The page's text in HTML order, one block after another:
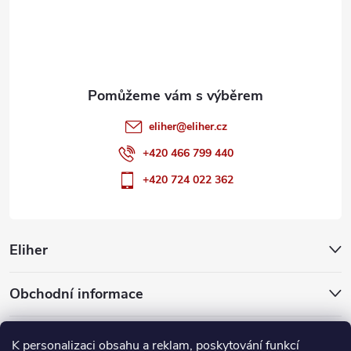
K personalizaci obsahu a reklam, poskytování funkcí
Eliher
Obchodní informace
Partnerské weby
eliher@eliher.cz
+420 466 799 440
+420 724 022 362